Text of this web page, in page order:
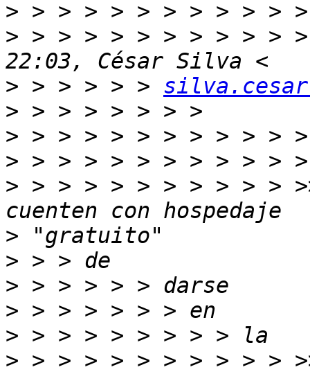
>
> > > > > > > > > > >
> > > > > > silva.cesar
>
>
>
> > > > > > > > > > >
>
>
>
>
>
> > > > > > > > > > >